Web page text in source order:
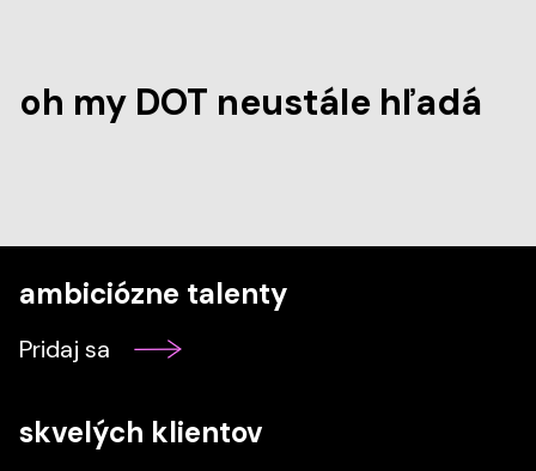
oh my DOT neustále hľadá
ambiciózne talenty
Pridaj sa
skvelých klientov